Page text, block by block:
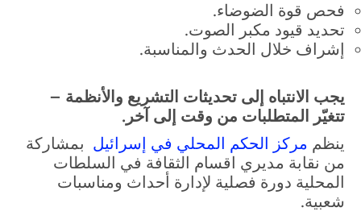
فحص قوة الضوضاء.
تحديد قيود مكبر الصوت.
إشراف خلال الحدث والمناسبة.
يجب الانتباه إلى تحديثات التشريع والأنظمة –
تتغيّر المتطلبات من وقت إلى آخر.
ينظم مركز الحكم المحلي في إسرائيل بمشاركة
من نقابة مديري اقسام الثقافة في السلطات
المحلية دورة فصلية لإدارة أحداث ومناسبات
شعبية.